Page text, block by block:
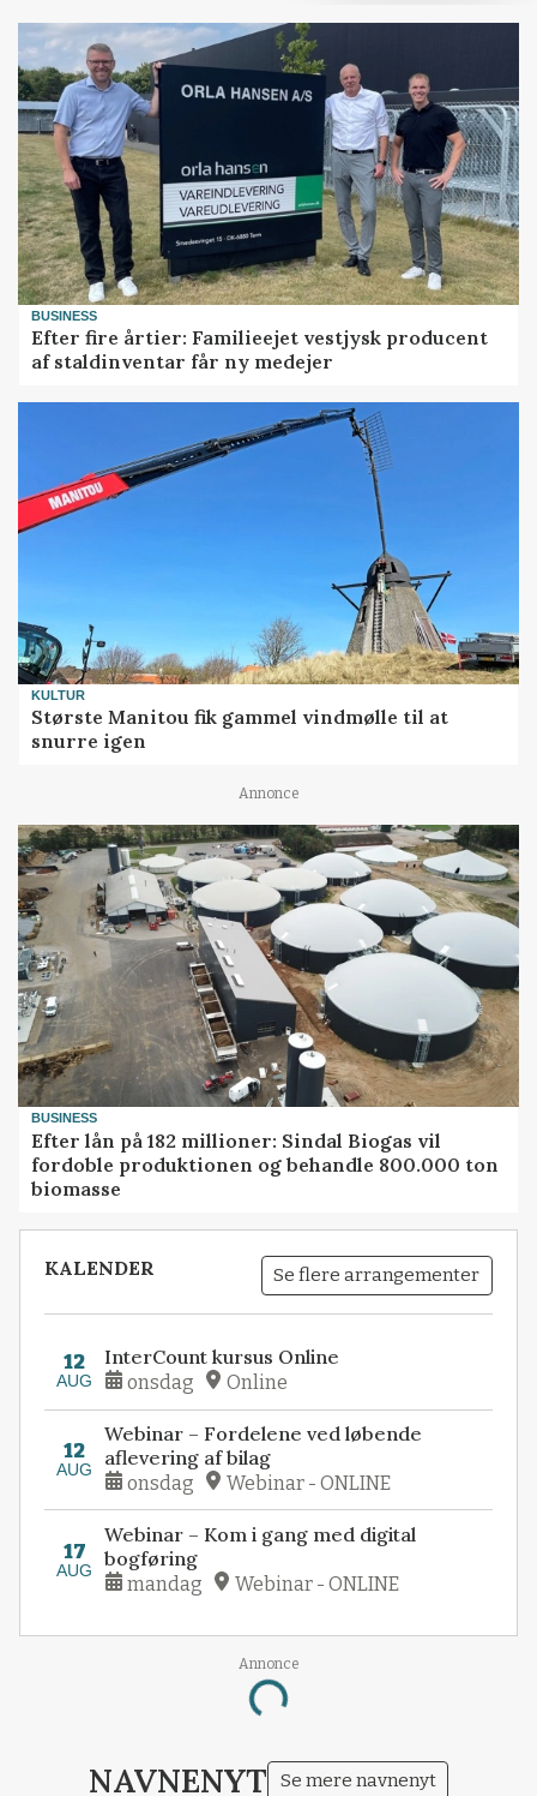
BUSINESS
Efter fire årtier: Familieejet vestjysk producent
af staldinventar får ny medejer
KULTUR
Største Manitou fik gammel vindmølle til at
snurre igen
Annonce
BUSINESS
Efter lån på 182 millioner: Sindal Biogas vil
fordoble produktionen og behandle 800.000 ton
biomasse
KALENDER Se flere arrangementer
12
AUG
InterCount kursus Online
onsdag Online
12
AUG
Webinar – Fordelene ved løbende
aflevering af bilag
onsdag Webinar - ONLINE
17
AUG
Webinar – Kom i gang med digital
bogføring
mandag Webinar - ONLINE
Annonce
Loading...
NAVNENYT Se mere navnenyt